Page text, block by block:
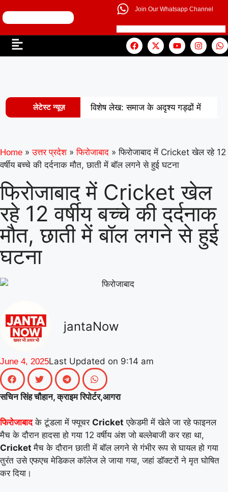
Join Our Whatsapp Channel
लेटेस्ट न्यूज़ विशेष लेख: समाज के अदृश्य गड्ढों में
मिसाल: अपना ‘राज्य युवा पुरस्कार’ युवा शक्ति
को समर्पित करेंगे अमन | वरिष्ठ
शिक्षाविद् डॉ. सत्यवीर सिंह को समग्र शिक्षा
(माध्यमिक) के जिला समन्वयक का प्रभार
| गिनीज वर्ल्ड रिकॉर्ड की खुशी से गूंजा माय
रिकॉर्ड समारोह में जब दिखे बागपत के अमन,
गर्व से भर उठा यूपी
Home » उत्तर प्रदेश » फिरोजाबाद » फिरोजाबाद में Cricket खेल रहे 12
वर्षीय बच्चे की दर्दनाक मौत, छाती में बॉल लगने से हुई घटना
फिरोजाबाद में Cricket खेल
रहे 12 वर्षीय बच्चे की दर्दनाक
मौत, छाती में बॉल लगने से हुई
घटना
jantaNow
June 4, 2025Last Updated on 9:14 am
सचिन सिंह चौहान, क्राइम रिपोर्टर,आगरा
फिरोजाबादके टूंडला में फ्यूचर Cricket एकेडमी में खेले जा रहे फाइनल
मैच के दौरान हादसा हो गया 12 वर्षीय अंश जो बल्लेबाजी कर रहा था,
Cricketमैच के दौरान छाती में बॉल लगने से गंभीर रूप से घायल हो गया
तुरंत उसे एफएच मेडिकल कॉलेज ले जाया गया, जहां डॉक्टरों ने मृत घोषित
कर दिया।